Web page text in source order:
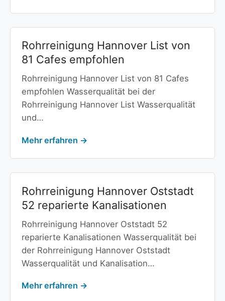
Rohrreinigung Hannover List von
81 Cafes empfohlen
Rohrreinigung Hannover List von 81 Cafes
empfohlen Wasserqualität bei der
Rohrreinigung Hannover List Wasserqualität
und…
Mehr erfahren →
Rohrreinigung Hannover Oststadt
52 reparierte Kanalisationen
Rohrreinigung Hannover Oststadt 52
reparierte Kanalisationen Wasserqualität bei
der Rohrreinigung Hannover Oststadt
Wasserqualität und Kanalisation…
Mehr erfahren →